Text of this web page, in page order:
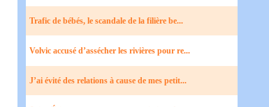
Trafic de bébés, le scandale de la filière be...
Volvic accusé d’assécher les rivières pour re...
J’ai évité des relations à cause de mes petit...